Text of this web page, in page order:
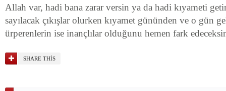
Allah var, hadi bana zarar versin ya da hadi kıyameti
sayılacak çıkışlar olurken kıyamet gününden ve o gün
ürperenlerin ise inançlılar olduğunu hemen fark
SHARE THIS